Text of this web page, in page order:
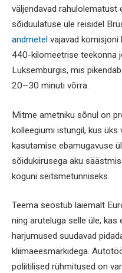
väljendavad rahulolematust
sõiduulatuse üle reisidel
andmetel vajavad komisjoni
440-kilomeetrise teekonna
Luksemburgis, mis
20–30 minuti võrra.
Mitme ametniku sõnul on
kolleegiumi istungil, kus
kasutamise ebamugavuse
sõidukiirusega aku
koguni seitsmetunniseks.
Teema seostub laiemalt
ning aruteluga selle üle,
harjumused suudavad
kliimaeesmärkidega.
poliitilised rühmitused on